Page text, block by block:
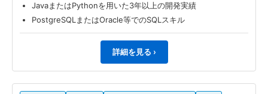
JavaまたはPythonを用いた3年以上の開発実績
PostgreSQLまたはOracle等でのSQLスキル
詳細を見る ›